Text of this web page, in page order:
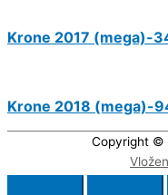
Krone 2017 (mega)-
Krone 2018 (mega)-
Copyright ©